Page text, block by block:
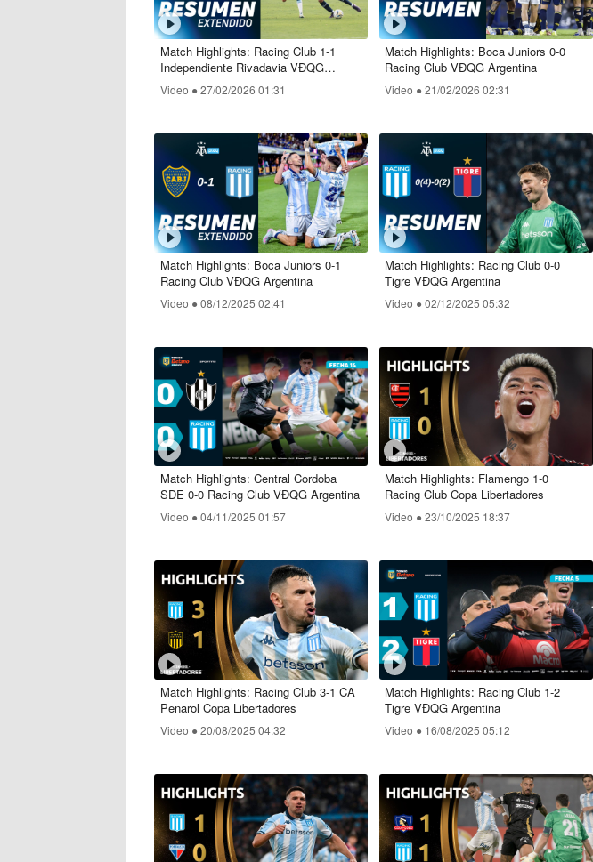
Match Highlights: Racing Club 1-1
Independiente Rivadavia VĐQG
Argentina
Video ●27/02/2026 01:31
Match Highlights: Boca Juniors 0-0
Racing Club VĐQG Argentina
Video ●21/02/2026 02:31
Match Highlights: Boca Juniors 0-1
Racing Club VĐQG Argentina
Video ●08/12/2025 02:41
Match Highlights: Racing Club 0-0
Tigre VĐQG Argentina
Video ●02/12/2025 05:32
Match Highlights: Central Cordoba
SDE 0-0 Racing Club VĐQG Argentina
Video ●04/11/2025 01:57
Match Highlights: Flamengo 1-0
Racing Club Copa Libertadores
Video ●23/10/2025 18:37
Match Highlights: Racing Club 3-1 CA
Penarol Copa Libertadores
Video ●20/08/2025 04:32
Match Highlights: Racing Club 1-2
Tigre VĐQG Argentina
Video ● 16/08/2025 05:12